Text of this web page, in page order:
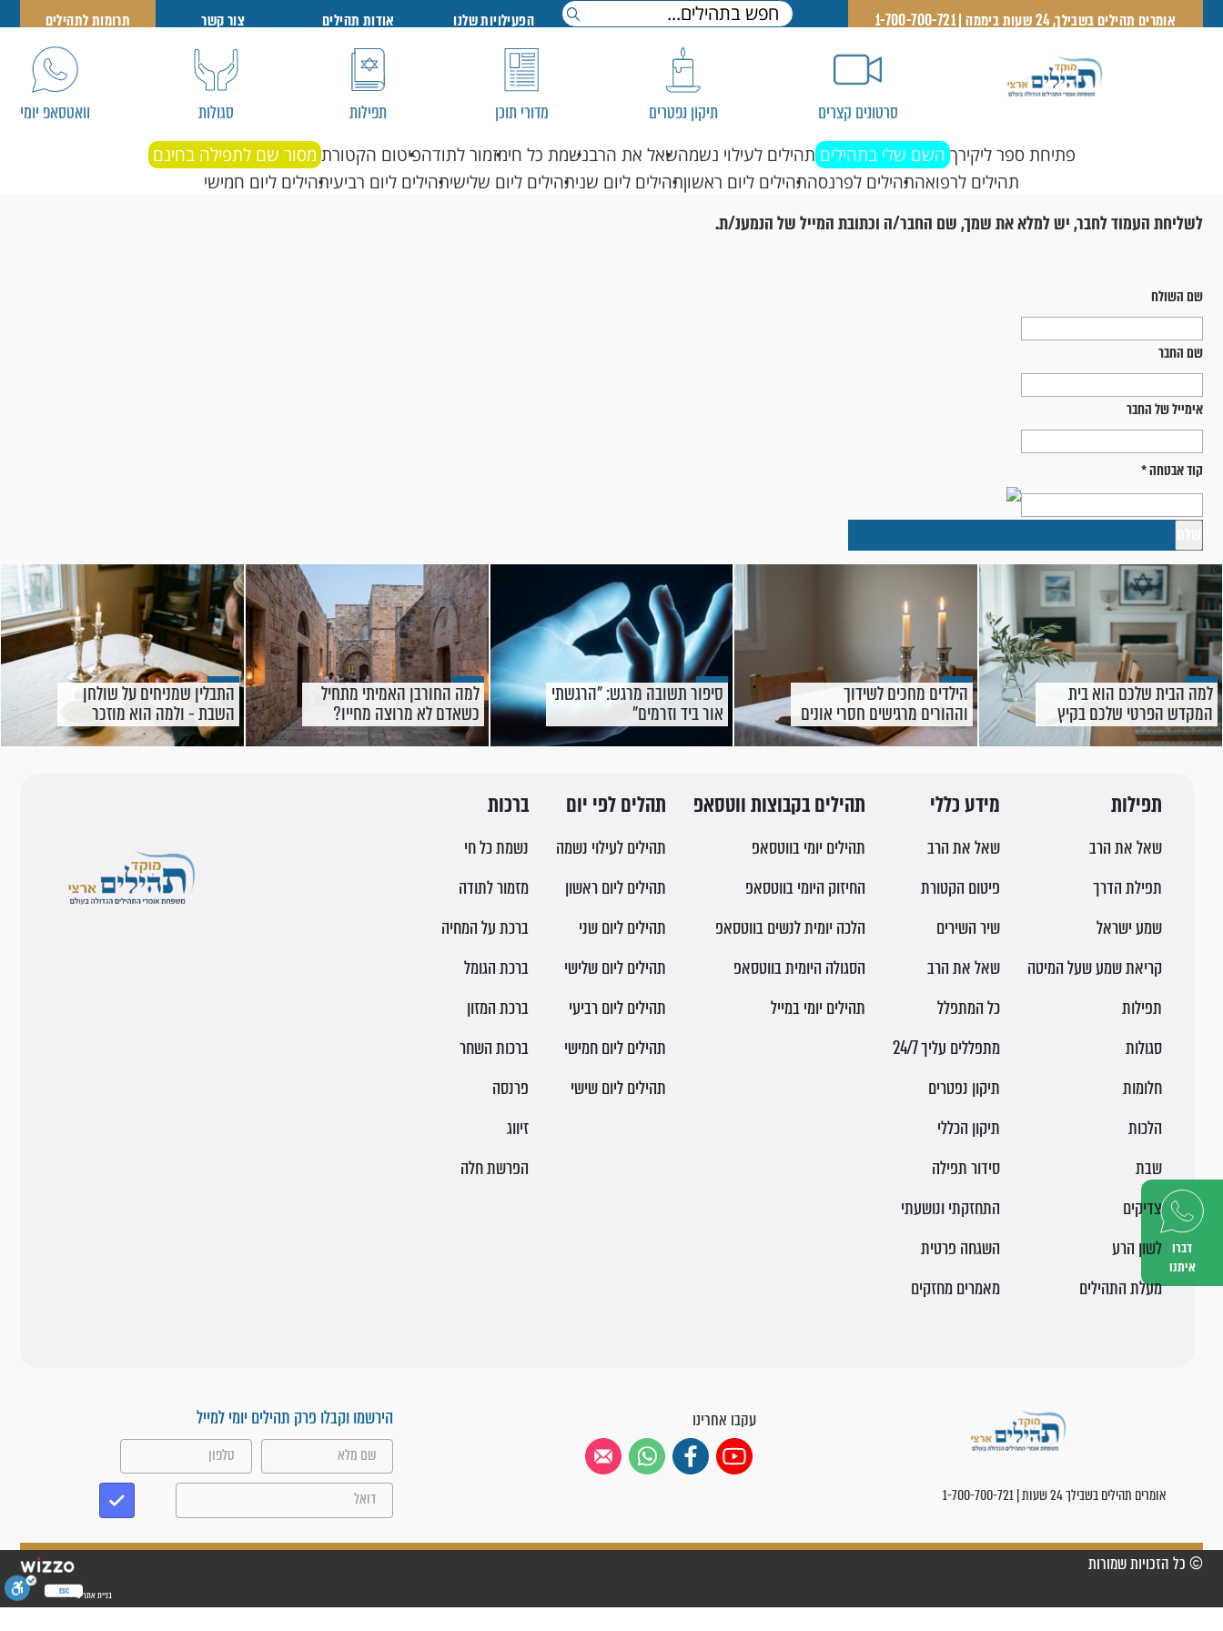
דברו
איתנו
אומרים תהילים בשבילך, 24 שעות ביממה | 1-700-700-721 הפעילויות שלנו אודות תהילים צור קשר תרומות לתהילים
סרטונים קצרים תיקון נפטרים מדורי תוכן תפילות סגולות וואטסאפ יומי
פתיחת ספר ליקירך השם שלי בתהילים תהילים לעילוי נשמהשאל את הרבנשמת כל חימזמור לתודהפיטום הקטורת מסור שם לתפילה בחינם
תהילים לרפואהתהילים לפרנסהתהילים ליום ראשוןתהילים ליום שניתהילים ליום שלישיתהילים ליום רביעיתהילים ליום חמישי
לשליחת העמוד לחבר, יש למלא את שמך, שם החבר/ה וכתובת המייל של הנמענ/ת.
שם השולח
שם החבר
אימייל של החבר
קוד אבטחה*
למה הבית שלכם הוא בית
המקדש הפרטי שלכם בקיץ
הזה?
הילדים מחכים לשידוך
וההורים מרגישים חסרי אונים
- מה בכל זאת אפשר לעשות
סיפור תשובה מרגש: "הרגשתי
אור ביד וזרמים"
למה החורבן האמיתי מתחיל
כשאדם לא מרוצה מחייו?
התבלין שמניחים על שולחן
השבת - ולמה הוא מוזכר
בתהילים?
תפילות
שאל את הרב
תפילת הדרך
שמע ישראל
קריאת שמע שעל המיטה
תפילות
סגולות
חלומות
הלכות
שבת
צדיקים
לשון הרע
מעלת התהילים
מידע כללי
שאל את הרב
פיטום הקטורת
שיר השירים
שאל את הרב
כל המתפלל
מתפללים עליך 24/7
תיקון נפטרים
תיקון הכללי
סידור תפילה
התחזקתי ונושעתי
השגחה פרטית
מאמרים מחזקים
תהילים בקבוצות ווטסאפ
תהילים יומי בווטסאפ
החיזוק היומי בווטסאפ
הלכה יומית לנשים בווטסאפ
הסגולה היומית בווטסאפ
תהילים יומי במייל
תהלים לפי יום
תהילים לעילוי נשמה
תהילים ליום ראשון
תהילים ליום שני
תהילים ליום שלישי
תהילים ליום רביעי
תהילים ליום חמישי
תהילים ליום שישי
ברכות
נשמת כל חי
מזמור לתודה
ברכת על המחיה
ברכת הגומל
ברכת המזון
ברכות השחר
פרנסה
זיווג
הפרשת חלה
אומרים תהילים בשבילך 24 שעות | 1-700-700-721
עקבו אחרינו הירשמו וקבלו פרק תהילים יומי למייל
בניית אתרים
© כל הזכויות שמורות
ESC